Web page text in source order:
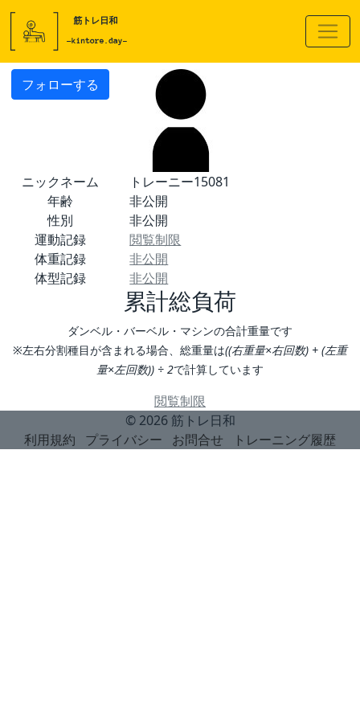
フォローする
ニックネーム
トレーニー15081
年齢
非公開
性別
非公開
運動記録
閲覧制限
体重記録
非公開
体型記録
非公開
累計総負荷
ダンベル・バーベル・マシンの合計重量です
※左右分割種目が含まれる場合、総重量は((右重量×右回数) + (左重
量×左回数)) ÷ 2で計算しています
閲覧制限
© 2026 筋トレ日和
利用規約
プライバシー お問合せ トレーニング履歴